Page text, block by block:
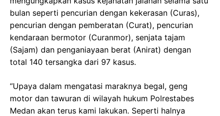
bulan seperti pencurian dengan kekerasan (Curas),
pencurian dengan pemberatan (Curat), pencurian
kendaraan bermotor (Curanmor), senjata tajam
(Sajam) dan penganiayaan berat (Anirat) dengan
total 140 tersangka dari 97 kasus.
“Upaya dalam mengatasi maraknya begal, geng
motor dan tawuran di wilayah hukum Polrestabes
Medan akan terus kami lakukan. Seperti halnya